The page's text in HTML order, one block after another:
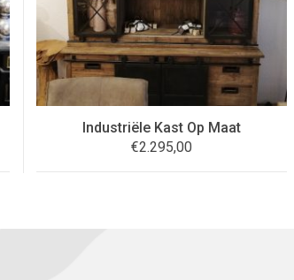
Industriële Kast Op Maat
€2.295,00